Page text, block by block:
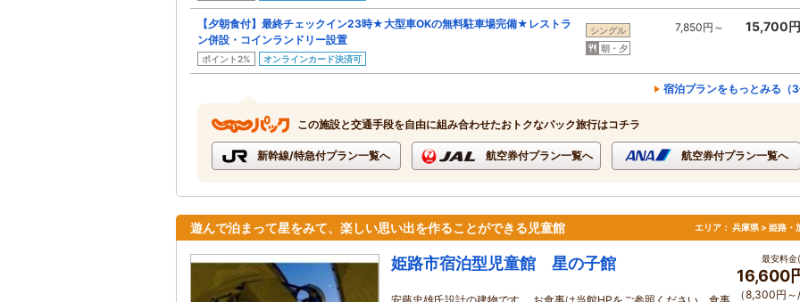
【夕朝食付】最終チェックイン23時★大型車OKの無料駐車場完備★レストラ
ン併設・コインランドリー設置
ポイント2% オンラインカード決済可
シングル
朝・夕
7,850円～ 15,700
宿泊プランをもっとみる（3
この施設と交通手段を自由に組み合わせたおトクなパック旅行はコチラ
新幹線/特急付プラン一覧へ 航空券付プラン一覧へ 航空券付プラン一覧へ
遊んで泊まって星をみて、楽しい思い出を作ることができる児童館 エリア： 兵庫県 > 姫路・
姫路市宿泊型児童館 星の子館 最安料金
16,600
（8,300円～/